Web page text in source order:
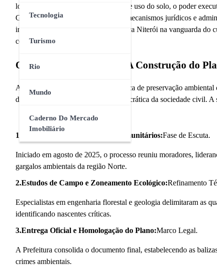
Tecnologia
Turismo
Rio
Mundo
Caderno Do Mercado
Imobiliário
locais. Ao definir parâmetros claros de uso do solo, o poder
Guanabara, mas também estabelece mecanismos jurídicos e
infraestrutura verde. A iniciativa coloca Niterói na vanguarda do
complexos. (Niterói)
O Fluxo da Governança: A Construção do
A consolidação de uma política pública de preservação
diagnóstico técnico à validação democrática da sociedade civil.
1.Oficinas Coletivas e Debates Comunitários:Fase de Escuta.
Iniciado em agosto de 2025, o processo reuniu moradores,
gargalos ambientais da região Norte.
2.Estudos de Campo e Zoneamento Ecológico:Refinamento
Especialistas em engenharia florestal e geologia delimitaram as
identificando nascentes críticas.
3.Entrega Oficial e Homologação do Plano:Marco Legal.
A Prefeitura consolida o documento final, estabelecendo as
crimes ambientais.